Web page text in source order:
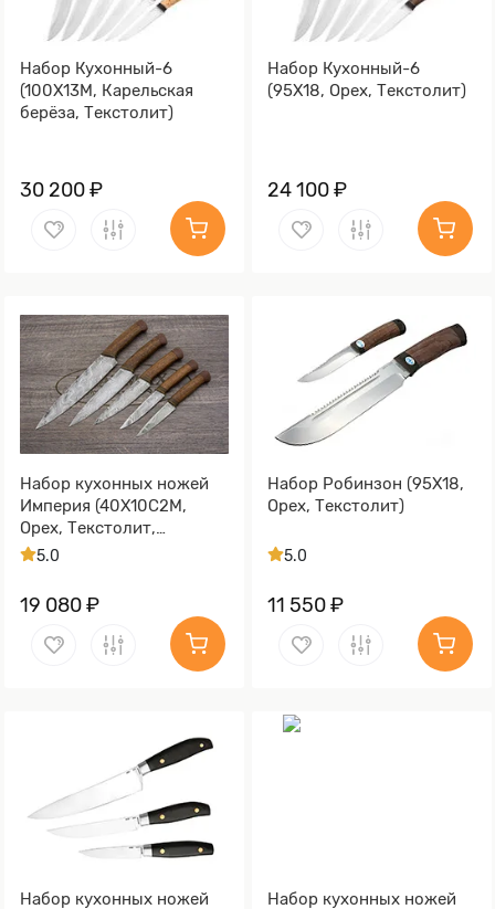
Набор Кухонный-6
(100Х13М, Карельская
берёза, Текстолит)
30 200 ₽
Набор Кухонный-6
(95Х18, Орех, Текстолит)
24 100 ₽
Набор кухонных ножей
Империя (40Х10С2М,
Орех, Текстолит,
Имитация дамасского
5.0
19 080 ₽
Набор Робинзон (95Х18,
Орех, Текстолит)
5.0
11 550 ₽
Набор кухонных ножей
Набор кухонных ножей